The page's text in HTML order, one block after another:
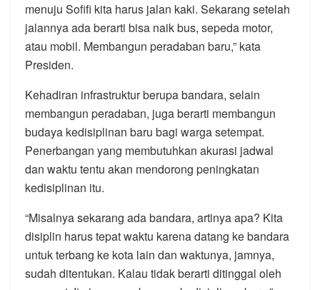
menuju Sofifi kita harus jalan kaki. Sekarang setelah
jalannya ada berarti bisa naik bus, sepeda motor,
atau mobil. Membangun peradaban baru,” kata
Presiden.
Kehadiran infrastruktur berupa bandara, selain
membangun peradaban, juga berarti membangun
budaya kedisiplinan baru bagi warga setempat.
Penerbangan yang membutuhkan akurasi jadwal
dan waktu tentu akan mendorong peningkatan
kedisiplinan itu.
“Misalnya sekarang ada bandara, artinya apa? Kita
disiplin harus tepat waktu karena datang ke bandara
untuk terbang ke kota lain dan waktunya, jamnya,
sudah ditentukan. Kalau tidak berarti ditinggal oleh